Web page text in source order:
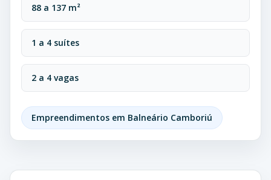
88 a 137 m²
1 a 4 suítes
2 a 4 vagas
Empreendimentos em Balneário Camboriú